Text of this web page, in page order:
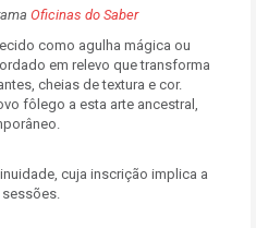
Oficinas do Saber
como agulha mágica ou
em relevo que transforma
cheias de textura e cor.
fôlego a esta arte ancestral,
cuja inscrição implica a